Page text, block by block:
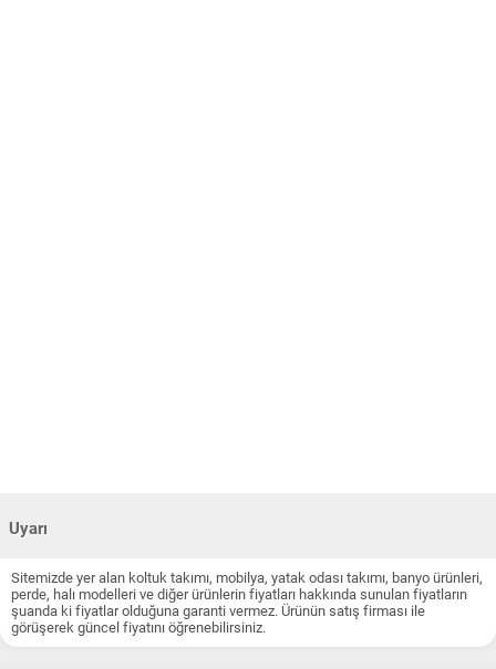
Uyarı
Sitemizde yer alan koltuk takımı, mobilya, yatak odası takımı, banyo ürünleri,
perde, halı modelleri ve diğer ürünlerin fiyatları hakkında sunulan fiyatların
şuanda ki fiyatlar olduğuna garanti vermez. Ürünün satış firması ile
görüşerek güncel fiyatını öğrenebilirsiniz.